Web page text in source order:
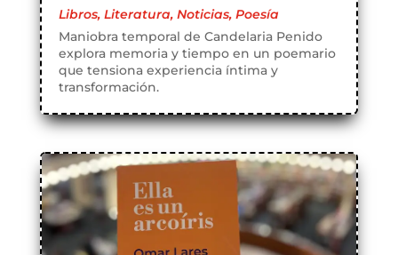
Libros, Literatura, Noticias, Poesía
Maniobra temporal de Candelaria Penido
explora memoria y tiempo en un poemario
que tensiona experiencia íntima y
transformación.